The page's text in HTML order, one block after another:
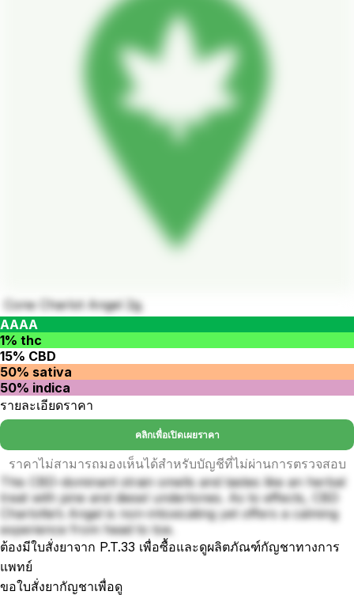
Cone Charlot Angel 2g.
AAAA
1% thc
15% CBD
50% sativa
50% indica
รายละเอียดราคา
คลิกเพื่อเปิดเผยราคา
ราคาไม่สามารถมองเห็นได้สำหรับบัญชีที่ไม่ผ่านการตรวจสอบ
This CBD-dominant strain smells and tastes like an herbal
treat with pine and diesel undertones. As to effects, CBD
Charlotte’s Angel is non-intoxicating yet offers a calming
experience from head to toe.
ต้องมีใบสั่งยาจาก P.T.33 เพื่อซื้อและดูผลิตภัณฑ์กัญชาทางการ
แพทย์
ขอใบสั่งยากัญชาเพื่อดู